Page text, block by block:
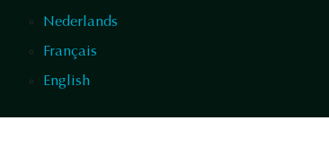
Nederlands
Français
English